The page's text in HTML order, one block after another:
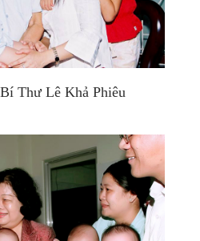
Thư Lê Khả Phiêu